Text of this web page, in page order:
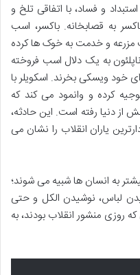
و فساد، با اتفاقی تلخ و
به قصابخانه. باکسر، اسب
و خدمت به خوک ها کرده
به یک دلال اسب فروخته
خود ویسکی بخرند. اسکویلر با
کرده و وانمود می کند که
از دنیا رفته است. این حادثه،
یاران انقلاب را نشان می
به انسان ها شبیه می شوند؛
لباس، نوشیدن الکل و حتی
روزی منشور انقلاب بودند، به